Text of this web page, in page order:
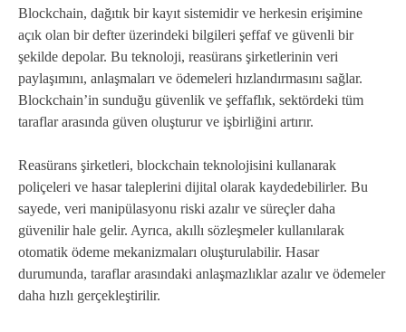
Blockchain, dağıtık bir kayıt sistemidir ve herkesin erişimine
açık olan bir defter üzerindeki bilgileri şeffaf ve güvenli bir
şekilde depolar. Bu teknoloji, reasürans şirketlerinin veri
paylaşımını, anlaşmaları ve ödemeleri hızlandırmasını sağlar.
Blockchain’in sunduğu güvenlik ve şeffaflık, sektördeki tüm
taraflar arasında güven oluşturur ve işbirliğini artırır.
Reasürans şirketleri, blockchain teknolojisini kullanarak
poliçeleri ve hasar taleplerini dijital olarak kaydedebilirler. Bu
sayede, veri manipülasyonu riski azalır ve süreçler daha
güvenilir hale gelir. Ayrıca, akıllı sözleşmeler kullanılarak
otomatik ödeme mekanizmaları oluşturulabilir. Hasar
durumunda, taraflar arasındaki anlaşmazlıklar azalır ve ödemeler
daha hızlı gerçekleştirilir.